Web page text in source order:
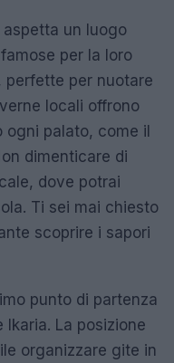
un luogo
per la loro
perfette per nuotare
locali offrono
palato, come il
dimenticare di
dove potrai
Ti sei mai chiesto
scoprire i sapori
punto di partenza
La posizione
organizzare gite in